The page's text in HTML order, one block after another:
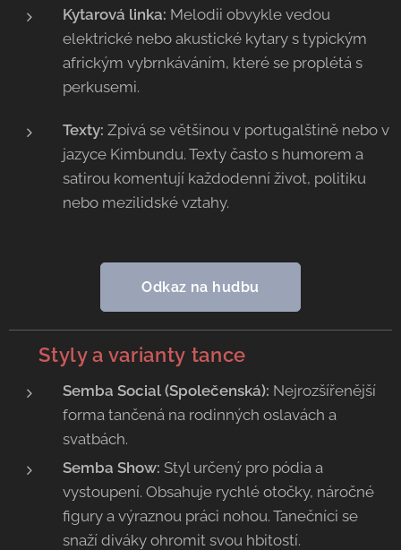
Kytarová linka: Melodii obvykle vedou
elektrické nebo akustické kytary s typickým
africkým vybrnkáváním, které se proplétá s
perkusemi.
Texty: Zpívá se většinou v portugalštině nebo v
jazyce Kimbundu. Texty často s humorem a
satirou komentují každodenní život, politiku
nebo mezilidské vztahy.
Odkaz na hudbu
Styly a varianty tance
Semba Social (Společenská): Nejrozšířenější
forma tančená na rodinných oslavách a
svatbách.
Semba Show: Styl určený pro pódia a
vystoupení. Obsahuje rychlé otočky, náročné
figury a výraznou práci nohou. Tanečníci se
snaží diváky ohromit svou hbitostí.